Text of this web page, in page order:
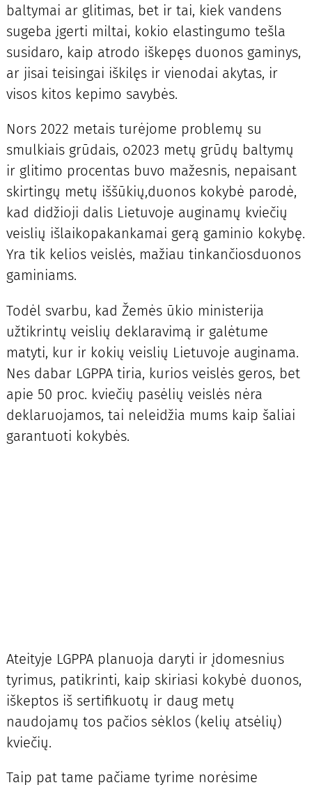
baltymai ar glitimas, bet ir tai, kiek vandens
sugeba įgerti miltai, kokio elastingumo tešla
susidaro, kaip atrodo iškepęs duonos gaminys,
ar jisai teisingai iškilęs ir vienodai akytas, ir
visos kitos kepimo savybės.
Nors 2022 metais turėjome problemų su
smulkiais grūdais, o2023 metų grūdų baltymų
ir glitimo procentas buvo mažesnis, nepaisant
skirtingų metų iššūkių,duonos kokybė parodė,
kad didžioji dalis Lietuvoje auginamų kviečių
veislių išlaikopakankamai gerą gaminio kokybę.
Yra tik kelios veislės, mažiau tinkančiosduonos
gaminiams.
Todėl svarbu, kad Žemės ūkio ministerija
užtikrintų veislių deklaravimą ir galėtume
matyti, kur ir kokių veislių Lietuvoje auginama.
Nes dabar LGPPA tiria, kurios veislės geros, bet
apie 50 proc. kviečių pasėlių veislės nėra
deklaruojamos, tai neleidžia mums kaip šaliai
garantuoti kokybės.
Ateityje LGPPA planuoja daryti ir įdomesnius
tyrimus, patikrinti, kaip skiriasi kokybė duonos,
iškeptos iš sertifikuotų ir daug metų
naudojamų tos pačios sėklos (kelių atsėlių)
kviečių.
Taip pat tame pačiame tyrime norėsime